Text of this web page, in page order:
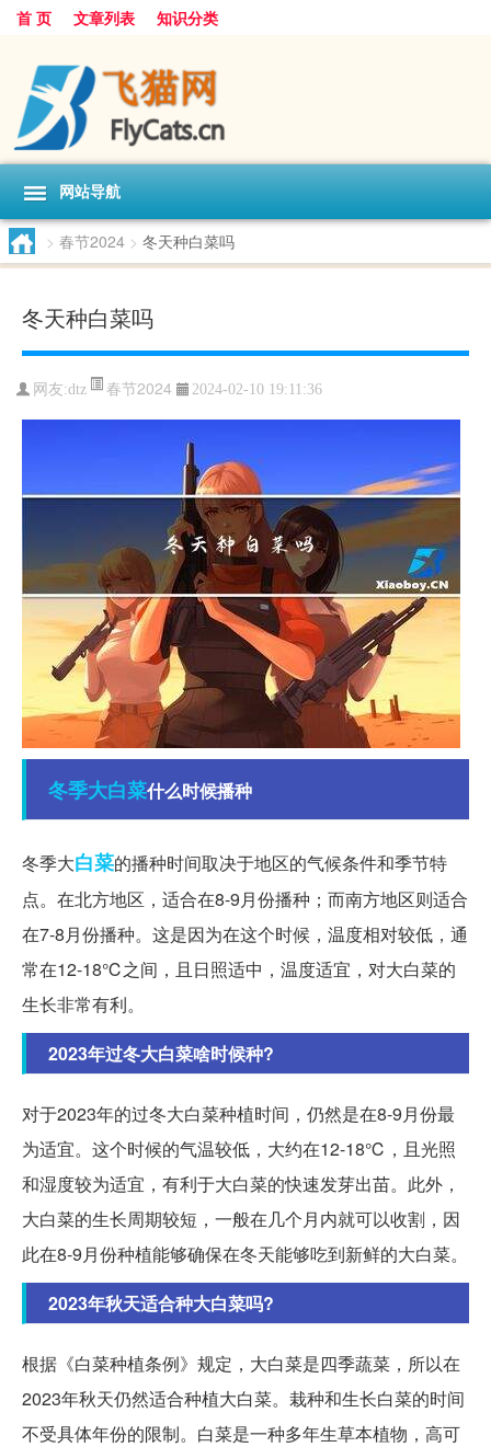
首 页 文章列表 知识分类
网站导航
> 春节2024 > 冬天种白菜吗
冬天种白菜吗
网友:dtz 春节2024 2024-02-10 19:11:36
冬季大白菜什么时候播种
冬季大白菜的播种时间取决于地区的气候条件和季节特
点。在北方地区，适合在8-9月份播种；而南方地区则适合
在7-8月份播种。这是因为在这个时候，温度相对较低，通
常在12-18℃之间，且日照适中，温度适宜，对大白菜的
生长非常有利。
2023年过冬大白菜啥时候种?
对于2023年的过冬大白菜种植时间，仍然是在8-9月份最
为适宜。这个时候的气温较低，大约在12-18℃，且光照
和湿度较为适宜，有利于大白菜的快速发芽出苗。此外，
大白菜的生长周期较短，一般在几个月内就可以收割，因
此在8-9月份种植能够确保在冬天能够吃到新鲜的大白菜。
2023年秋天适合种大白菜吗?
根据《白菜种植条例》规定，大白菜是四季蔬菜，所以在
2023年秋天仍然适合种植大白菜。栽种和生长白菜的时间
不受具体年份的限制。白菜是一种多年生草本植物，高可